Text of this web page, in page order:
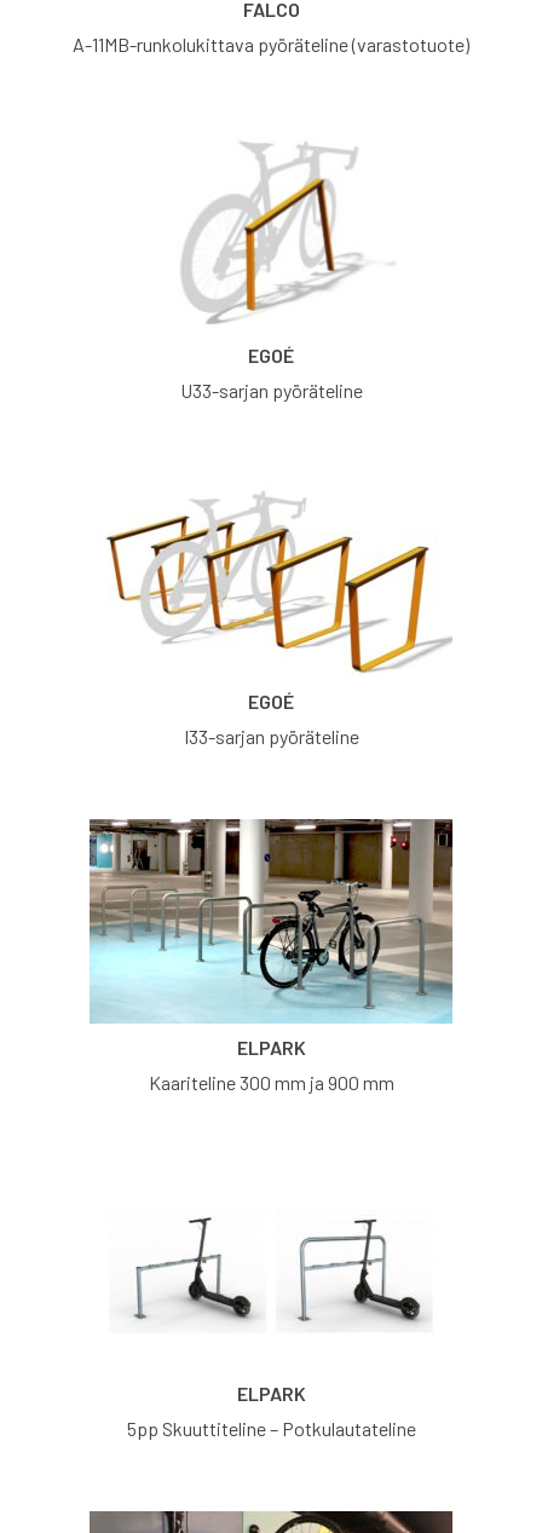
FALCO
A-11MB-runkolukittava pyöräteline (varastotuote)
EGOÉ
U33-sarjan pyöräteline
EGOÉ
I33-sarjan pyöräteline
ELPARK
Kaariteline 300 mm ja 900 mm
ELPARK
5pp Skuuttiteline – Potkulautateline